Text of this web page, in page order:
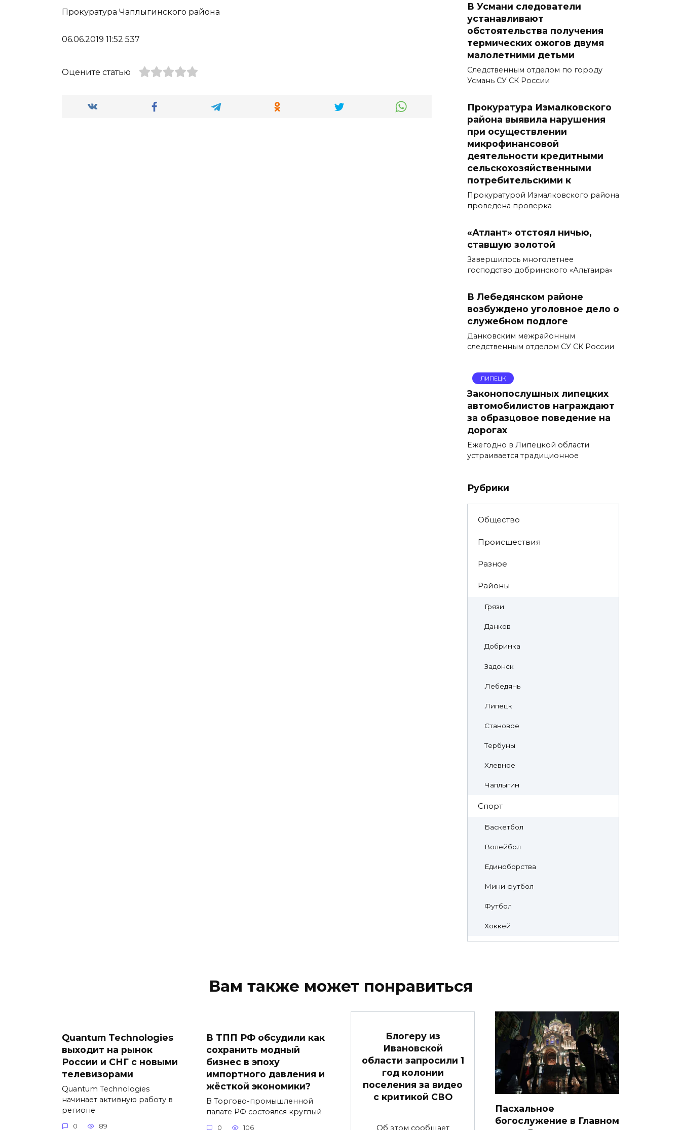
Прокуратура Чаплыгинского района
06.06.2019 11:52 537
Оцените статью
В Усмани следователи
устанавливают
обстоятельства получения
термических ожогов двумя
малолетними детьми
Следственным отделом по городу
Усмань СУ СК России
Прокуратура Измалковского
района выявила нарушения
при осуществлении
микрофинансовой
деятельности кредитными
сельскохозяйственными
потребительскими к
Прокуратурой Измалковского района
проведена проверка
«Атлант» отстоял ничью,
ставшую золотой
Завершилось многолетнее
господство добринского «Альтаира»
В Лебедянском районе
возбуждено уголовное дело о
служебном подлоге
Данковским межрайонным
следственным отделом СУ СК России
ЛИПЕЦК
Законопослушных липецких
автомобилистов награждают
за образцовое поведение на
дорогах
Ежегодно в Липецкой области
устраивается традиционное
Рубрики
Общество
Происшествия
Разное
Районы
Грязи
Данков
Добринка
Задонск
Лебедянь
Липецк
Становое
Тербуны
Хлевное
Чаплыгин
Спорт
Баскетбол
Волейбол
Единоборства
Мини футбол
Футбол
Хоккей
Вам также может понравиться
Quantum Technologies
выходит на рынок
России и СНГ с новыми
телевизорами
Quantum Technologies
начинает активную работу в
регионе
0 89
В ТПП РФ обсудили как
сохранить модный
бизнес в эпоху
импортного давления и
жёсткой экономики?
В Торгово-промышленной
палате РФ состоялся круглый
0 106
Блогеру из
Ивановской
области запросили 1
год колонии
поселения за видео
с критикой СВО
Об этом сообщает
Пасхальное
богослужение в Главном